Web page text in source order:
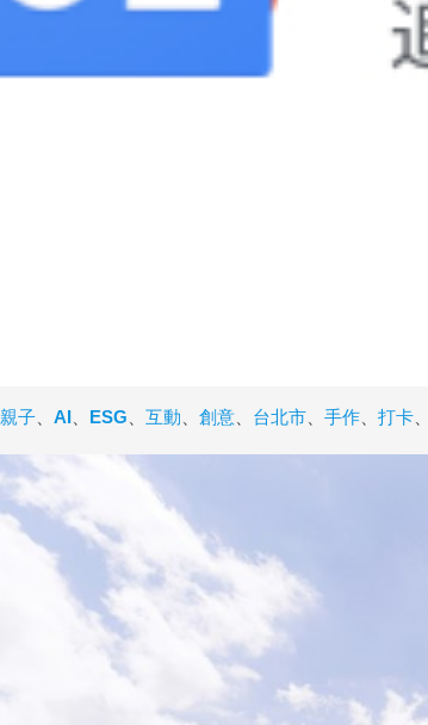
親子 AI ESG 互動 創意 台北市 手作 打卡